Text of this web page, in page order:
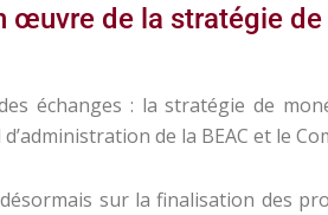
œuvre de la stratégie
échanges : la stratégie de
de la BEAC et le
sur la finalisation des